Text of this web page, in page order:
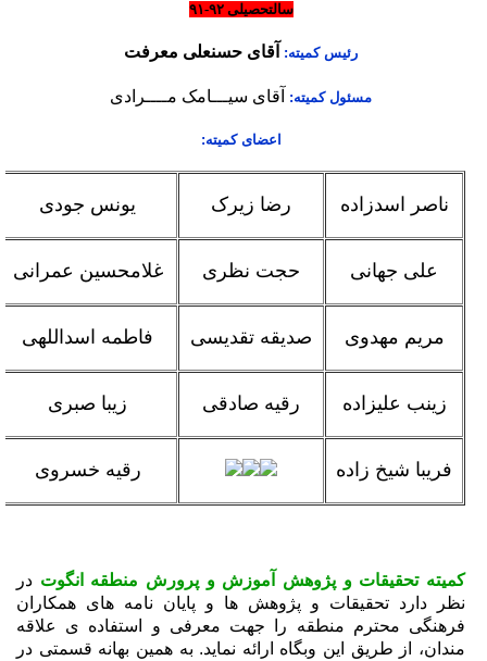
سالتحصیلی ۹۲-۹۱
رئیس کمیته: آقای حسنعلی معرفت
مسئول کمیته: آقای سیـــامک مــــرادی
اعضای کمیته:
ناصر اسدزاده رضا زیرک یونس جودی
علی جهانی حجت نظری غلامحسین عمرانی
مریم مهدوی صدیقه تقدیسی فاطمه اسداللهی
زینب علیزاده رقیه صادقی زیبا صبری
فریبا شیخ زاده رقیه خسروی
کمیته تحقیقات و پژوهش آموزش و پرورش منطقه انگوت در
نظر دارد تحقیقات و پژوهش ها و پایان نامه های همکاران
فرهنگی محترم منطقه را جهت معرفی و استفاده ی علاقه
مندان، از طریق این وبگاه ارائه نماید. به همین بهانه قسمتی در